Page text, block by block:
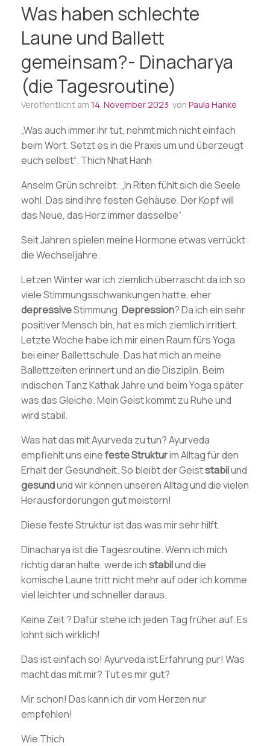
Was haben schlechte
Laune und Ballett
gemeinsam?- Dinacharya
(die Tagesroutine)
Veröffentlicht am 14. November 2023 von Paula Hanke
„Was auch immer ihr tut, nehmt mich nicht einfach
beim Wort. Setzt es in die Praxis um und überzeugt
euch selbst“. Thich Nhat Hanh
Anselm Grün schreibt: „In Riten fühlt sich die Seele
wohl. Das sind ihre festen Gehäuse. Der Kopf will
das Neue, das Herz immer dasselbe“
Seit Jahren spielen meine Hormone etwas verrückt:
die Wechseljahre.
Letzen Winter war ich ziemlich überrascht da ich so
viele Stimmungsschwankungen hatte, eher
depressiveStimmung.Depression? Da ich ein sehr
positiver Mensch bin, hat es mich ziemlich irritiert.
Letzte Woche habe ich mir einen Raum fürs Yoga
bei einer Ballettschule. Das hat mich an meine
Ballettzeiten erinnert und an die Disziplin. Beim
indischen Tanz Kathak Jahre und beim Yoga später
was das Gleiche. Mein Geist kommt zu Ruhe und
wird stabil.
Was hat das mit Ayurveda zu tun? Ayurveda
empfiehlt uns einefesteStrukturim Alltag für den
Erhalt der Gesundheit. So bleibt der Geiststabilund
gesundund wir können unseren Alltag und die vielen
Herausforderungen gut meistern!
Diese feste Struktur ist das was mir sehr hilft.
Dinacharya ist die Tagesroutine. Wenn ich mich
richtig daran halte, werde ichstabilund die
komische Laune tritt nicht mehr auf oder ich komme
viel leichter und schneller daraus.
Keine Zeit ? Dafür stehe ich jeden Tag früher auf. Es
lohnt sich wirklich!
Das ist einfach so! Ayurveda ist Erfahrung pur! Was
macht das mit mir? Tut es mir gut?
Mir schon! Das kann ich dir vom Herzen nur
empfehlen!
Wie Thich